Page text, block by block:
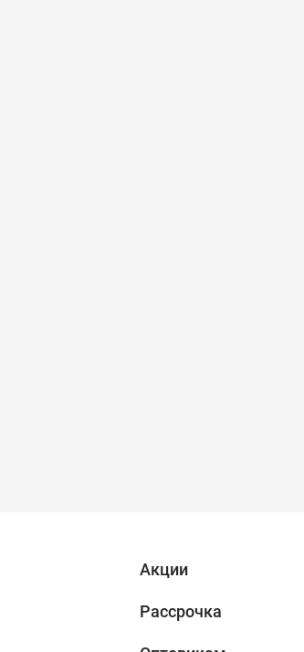
Акции
Рассрочка